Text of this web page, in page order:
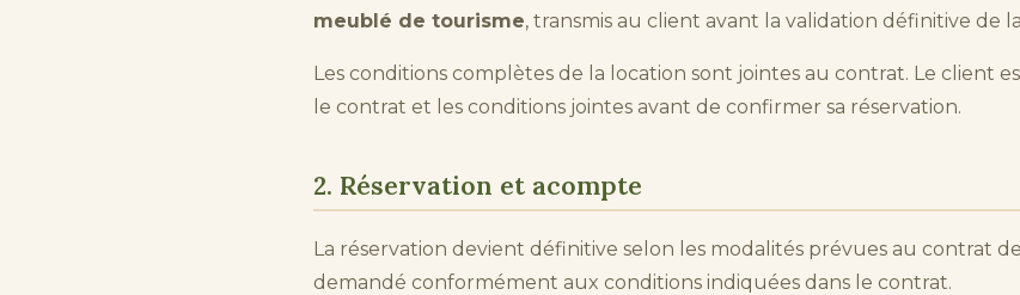
meublé de tourisme, transmis au client avant la validation définitive de
Les conditions complètes de la location sont jointes au contrat. Le client
le contrat et les conditions jointes avant de confirmer sa réservation.
2. Réservation et acompte
La réservation devient définitive selon les modalités prévues au contrat
demandé conformément aux conditions indiquées dans le contrat.